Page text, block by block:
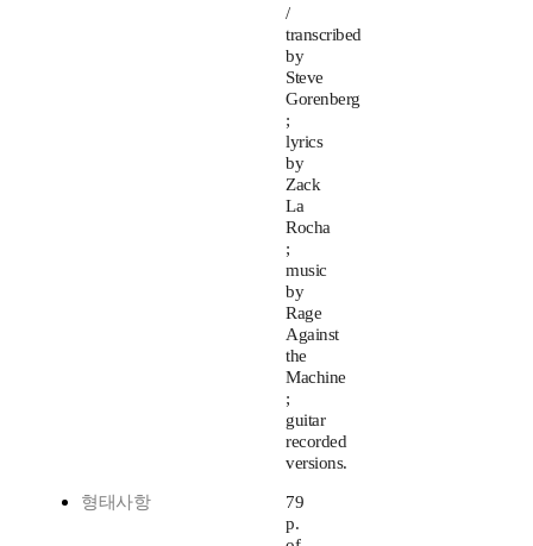
/
transcribed
by
Steve
Gorenberg
;
lyrics
by
Zack
La
Rocha
;
music
by
Rage
Against
the
Machine
;
guitar
recorded
versions.
형태사항
79
p.